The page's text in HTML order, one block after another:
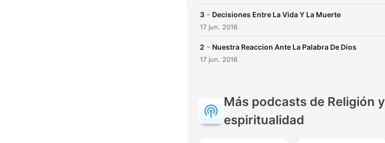
3 - Decisiones Entre La Vida Y La Muerte
17 jun. 2016
2 - Nuestra Reaccion Ante La Palabra De Dios
17 jun. 2016
Más podcasts de Religión y
espiritualidad